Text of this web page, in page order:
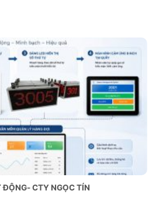
ĐỘNG- CTY NGỌC TÍN